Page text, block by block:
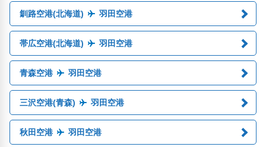
釧路空港(北海道) 羽田空港
帯広空港(北海道) 羽田空港
青森空港 羽田空港
三沢空港(青森) 羽田空港
秋田空港 羽田空港